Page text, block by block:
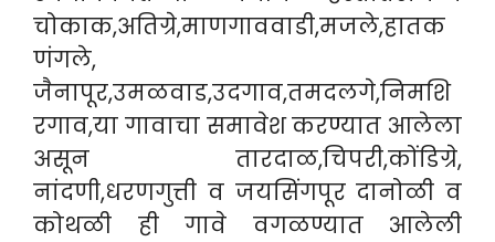
चोकाक,अतिग्रे,माणगाववाडी,मजले,हातक
णंगले,
जैनापूर,उमळवाड,उदगाव,तमदलगे,निमशि
रगाव,या गावाचा समावेश करण्यात आलेला
असून तारदाळ,चिपरी,कोंडिग्रे,
नांदणी,धरणगुत्ती व जयसिंगपूर दानोळी व
कोथळी ही गावे वगळण्यात आलेली